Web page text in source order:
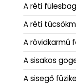
A réti
A réti
A rövidkarmú
A sisakos
A sisegő